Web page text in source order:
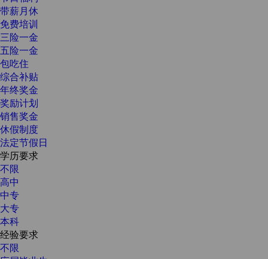
带薪月休
免费培训
三险一金
五险一金
包吃住
综合补贴
年终奖金
奖励计划
销售奖金
休假制度
法定节假日
学历要求
不限
高中
中专
大专
本科
经验要求
不限